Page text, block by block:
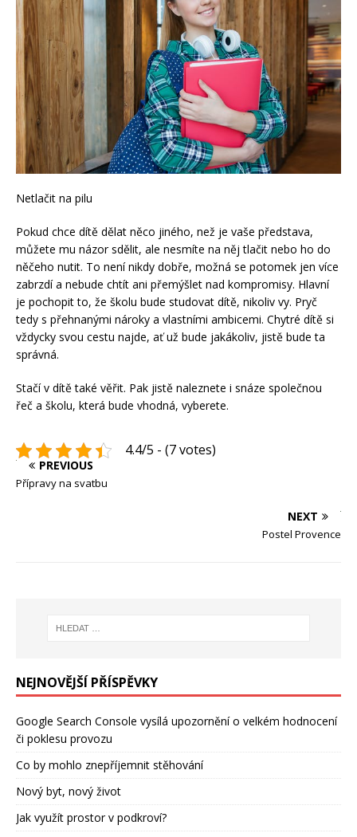
Netlačit na pilu
Pokud chce dítě dělat něco jiného, než je vaše představa,
můžete mu názor sdělit, ale nesmíte na něj tlačit nebo ho do
něčeho nutit. To není nikdy dobře, možná se potomek jen více
zabrzdí a nebude chtít ani přemýšlet nad kompromisy. Hlavní
je pochopit to, že školu bude studovat dítě, nikoliv vy. Pryč
tedy s přehnanými nároky a vlastními ambicemi. Chytré dítě si
vždycky svou cestu najde, ať už bude jakákoliv, jistě bude ta
správná.
Stačí v dítě také věřit. Pak jistě naleznete i snáze společnou
řeč a školu, která bude vhodná, vyberete.
4.4/5 - (7 votes)
PREVIOUS
Přípravy na svatbu
NEXT
Postel Provence
NEJNOVĚJŠÍ PŘÍSPĚVKY
Google Search Console vysílá upozornění o velkém hodnocení
či poklesu provozu
Co by mohlo znepříjemnit stěhování
Nový byt, nový život
Jak využít prostor v podkroví?